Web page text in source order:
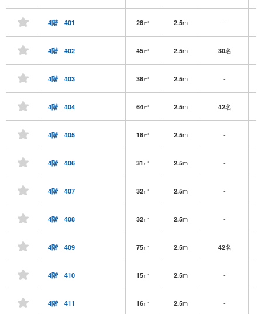
4階 401 28㎡ 2.5m -
4階 402 45㎡ 2.5m 30名
4階 403 38㎡ 2.5m -
4階 404 64㎡ 2.5m 42名
4階 405 18㎡ 2.5m -
4階 406 31㎡ 2.5m -
4階 407 32㎡ 2.5m -
4階 408 32㎡ 2.5m -
4階 409 75㎡ 2.5m 42名
4階 410 15㎡ 2.5m -
4階 411 16㎡ 2.5m -